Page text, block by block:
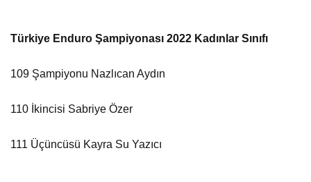
Türkiye Enduro Şampiyonası 2022 Kadınlar Sınıfı
109 Şampiyonu Nazlıcan Aydın
110 İkincisi Sabriye Özer
111 Üçüncüsü Kayra Su Yazıcı